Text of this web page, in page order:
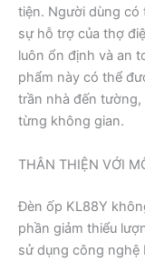
tiện. Người dùng có
sự hỗ trợ của thợ
luôn ổn định và an
phẩm này có thể
trần nhà đến tường,
từng không gian.
THÂN THIỆN VỚI
Đèn ốp KL88Y
phần giảm thiểu
sử dụng công nghệ